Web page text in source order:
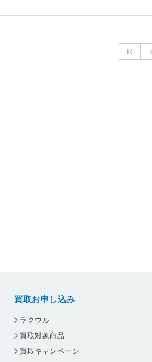
買取お申し込み
ラクウル
買取対象商品
買取キャンペーン